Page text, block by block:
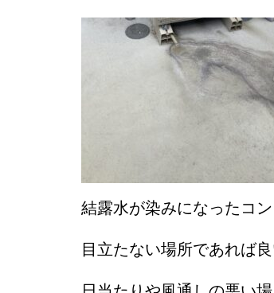
結露水が染みになったコ
目立たない場所であれば